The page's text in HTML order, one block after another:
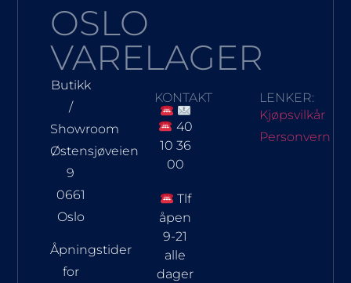
OSLO
VARELAGER
Butikk
/
Showroom
Østensjøveien
9
0661
Oslo
Åpningstider
for
KONTAKT
40
10 36
00
Tlf
åpen
9-21
alle
dager
LENKER:
Kjøpsvilkår
Personvern